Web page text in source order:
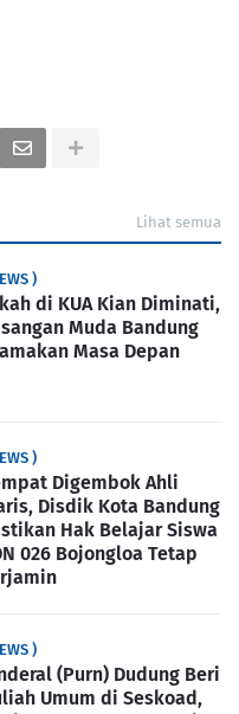
Lihat semua
)
di KUA Kian Diminati,
Muda Bandung
Masa Depan
)
Digembok Ahli
Disdik Kota Bandung
Hak Belajar Siswa
026 Bojongloa Tetap
)
(Purn) Dudung Beri
Umum di Seskoad,